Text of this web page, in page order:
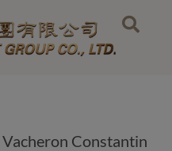
Vacheron Constantin